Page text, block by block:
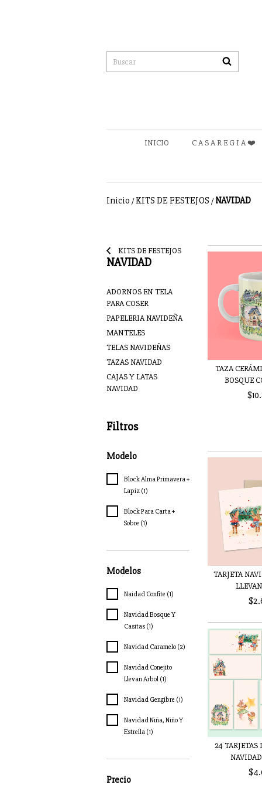
INICIO C A S A R E G I A ❤️
Inicio / KITS DE FESTEJOS / NAVIDAD
KITS DE FESTEJOS
NAVIDAD
ADORNOS EN TELA
PARA COSER
PAPELERIA NAVIDEÑA
MANTELES
TELAS NAVIDEÑAS
TAZAS NAVIDAD
CAJAS Y LATAS
NAVIDAD
Filtros
Modelo
Block Alma Primavera +
Lapiz (1)
Block Para Carta +
Sobre (1)
Modelos
Naidad Confite (1)
Navidad Bosque Y
Casitas (1)
Navidad Caramelo (2)
Navidad Conejito
Llevan Arbol (1)
Navidad Gengibre (1)
Navidad Niña, Niño Y
Estrella (1)
Precio
TAZA
BOSQUE
TARJETA
24 TARJETAS